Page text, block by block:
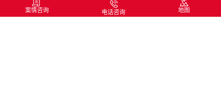
案情咨询 电话咨询 地图